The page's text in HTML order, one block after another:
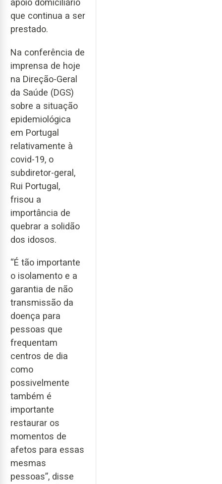
apoio domiciliário
que continua a ser
prestado.
Na conferência de
imprensa de hoje
na Direção-Geral
da Saúde (DGS)
sobre a situação
epidemiológica
em Portugal
relativamente à
covid-19, o
subdiretor-geral,
Rui Portugal,
frisou a
importância de
quebrar a solidão
dos idosos.
“É tão importante
o isolamento e a
garantia de não
transmissão da
doença para
pessoas que
frequentam
centros de dia
como
possivelmente
também é
importante
restaurar os
momentos de
afetos para essas
mesmas
pessoas”, disse